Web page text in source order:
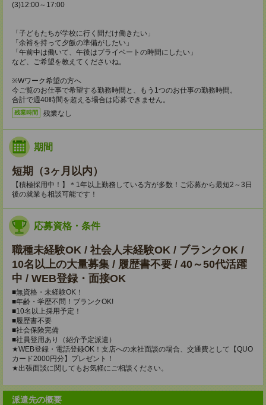
(3)12:00～17:00
「子どもたちが学校に行く間だけ働きたい」
「余裕を持って夕飯の準備がしたい」
「午前中は働いて、午後はプライベートの時間にしたい」
など、ご希望を教えてくださいね。
※Wワーク希望の方へ
今ご覧のお仕事で希望する勤務時間と、もう1つのお仕事の勤務時間。
合計で週40時間を超える場合は応募できません。
残業時間 残業なし
期間
短期（3ヶ月以内）
【積極採用中！】＊1年以上勤務している方が多数！ご応募から最短2～3日
後の就業も相談可能です！
応募資格・条件
職種未経験OK / 社会人未経験OK / ブランクOK /
10名以上の大量募集 / 履歴書不要 / 40～50代活躍
中 / WEB登録・面接OK
■無資格・未経験OK！
■年齢・学歴不問！ブランクOK!
■10名以上採用予定！
■履歴書不要
■社会保険完備
■社員登用あり（紹介予定派遣）
★WEB登録・電話登録OK！支店への来社面談の場合、交通費として【QUO
カード2000円分】プレゼント！
★出張面談に関してもお気軽にご相談ください。
派遣先の概要